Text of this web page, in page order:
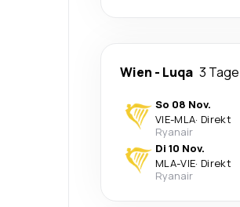
Wien - Luqa 3 Tage
So 08 Nov.
VIE-MLA· Direkt
Ryanair
Di 10 Nov.
MLA-VIE· Direkt
Ryanair